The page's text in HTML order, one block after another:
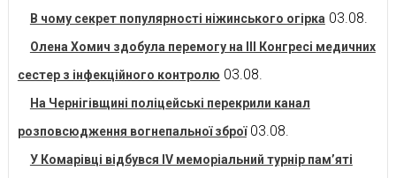
В чому секрет популярності ніжинського огірка 03.08.
Олена Хомич здобула перемогу на ІІІ Конгресі медичних
сестер з інфекційного контролю 03.08.
На Чернігівщині поліцейські перекрили канал
розповсюдження вогнепальної зброї 03.08.
У Комарівці відбувся IV меморіальний турнір пам’яті